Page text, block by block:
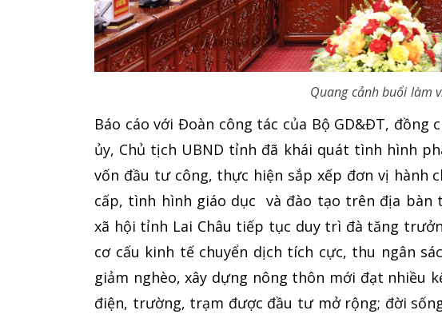
Quang cảnh buổi làm
Báo cáo với Đoàn công tác của Bộ GD&ĐT, đồng
ủy, Chủ tịch UBND tỉnh đã khái quát tình hình
vốn đầu tư công, thực hiện sắp xếp đơn vị hành
cấp, tình hình giáo dục và đào tạo trên địa bàn
xã hội tỉnh Lai Châu tiếp tục duy trì đà tăng
cơ cấu kinh tế chuyển dịch tích cực, thu ngân
giảm nghèo, xây dựng nông thôn mới đạt nhiều
điện, trường, trạm được đầu tư mở rộng; đời